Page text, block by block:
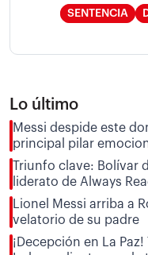
SENTENCIA
Lo último
Messi despide este
principal pilar
Triunfo clave: Bolívar
liderato de Always
Lionel Messi arriba a
velatorio de su padre
¡Decepción en La